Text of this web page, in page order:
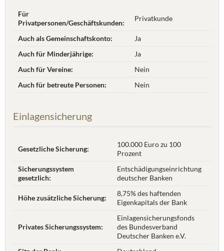
Für
Privatpersonen/Geschäftskunden:
Privatkunde
Auch als Gemeinschaftskonto:
Ja
Auch für Minderjährige:
Ja
Auch für Vereine:
Nein
Auch für betreute Personen:
Nein
Einlagensicherung
Gesetzliche Sicherung:
100.000 Euro zu 100
Prozent
Sicherungssystem
gesetzlich:
Entschädigungseinrichtung
deutscher Banken
Höhe zusätzliche Sicherung:
8,75% des haftenden
Eigenkapitals der Bank
Privates Sicherungssystem:
Einlagensicherungsfonds
des Bundesverband
Deutscher Banken e.V.